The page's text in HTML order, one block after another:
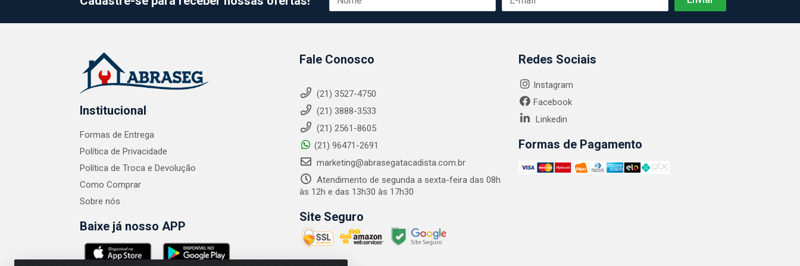
Institucional
Formas de Entrega
Política de Privacidade
Política de Troca e Devolução
Como Comprar
Sobre nós
Baixe já nosso APP
Fale Conosco
(21) 3527-4750
(21) 3888-3533
(21) 2561-8605
(21) 96471-2691
marketing@abrasegatacadista.com.br
Atendimento de segunda a sexta-feira das 08h
às 12h e das 13h30 às 17h30
Site Seguro
Redes Sociais
Instagram
Facebook
Linkedin
Formas de Pagamento